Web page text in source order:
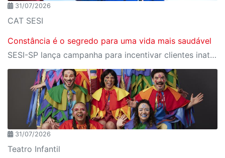
31/07/2026
CAT SESI
Constância é o segredo para uma vida mais saudável
SESI-SP lança campanha para incentivar clientes inativos a retomarem a prática de atividades físicas, esporte e lazer com benefícios exclusivos
31/07/2026
Teatro Infantil